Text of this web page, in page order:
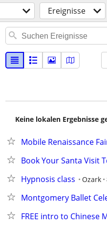
Ereignisse
Keine lokalen Ergebnisse
Mobile Renaissance
Book Your Santa Visit
Hypnosis class Ozark
Montgomery Ballet
FREE intro to Chinese